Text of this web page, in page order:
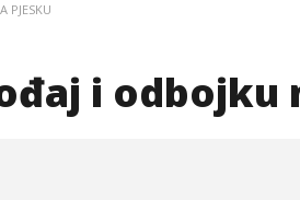
4. Oluja Jazz Fest donosi dvije večeri vrhunskog jazza
PJESKU
i odbojku